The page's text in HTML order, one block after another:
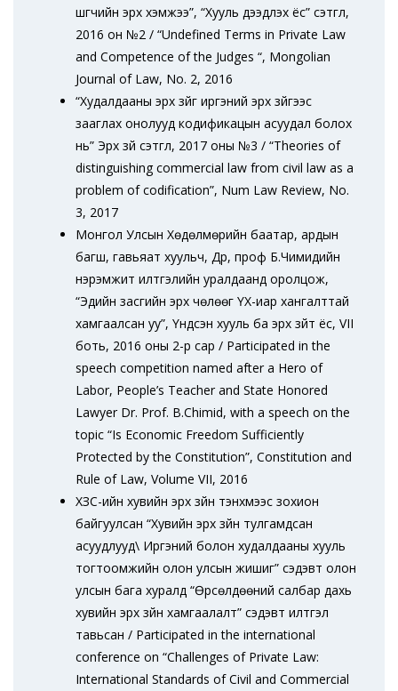
шүүгчийн эрх хэмжээ”, “Хууль дээдлэх ёс” сэтгүүл,
2016 он №2 / “Undefined Terms in Private Law
and Competence of the Judges “, Mongolian
Journal of Law, No. 2, 2016
“Худалдааны эрх зүйг иргэний эрх зүйгээс
зааглах онолууд кодификацын асуудал болох
нь” Эрх зүй сэтгүүл, 2017 оны №3 / “Theories of
distinguishing commercial law from civil law as a
problem of codification”, Num Law Review, No.
3, 2017
Монгол Улсын Хөдөлмөрийн баатар, ардын
багш, гавьяат хуульч, Др, проф Б.Чимидийн
нэрэмжит илтгэлийн уралдаанд оролцож,
“Эдийн засгийн эрх чөлөөг ҮХ-иар хангалттай
хамгаалсан уу”, Үндсэн хууль ба эрх зүйт ёс, VII
боть, 2016 оны 2-р сар / Participated in the
speech competition named after a Hero of
Labor, People’s Teacher and State Honored
Lawyer Dr. Prof. B.Chimid, with a speech on the
topic “Is Economic Freedom Sufficiently
Protected by the Constitution”, Constitution and
Rule of Law, Volume VII, 2016
ХЗС-ийн хувийн эрх зүйн тэнхмээс зохион
байгуулсан “Хувийн эрх зүйн тулгамдсан
асуудлууд\ Иргэний болон худалдааны хууль
тогтоомжийн олон улсын жишиг” сэдэвт олон
улсын бага хуралд “Өрсөлдөөний салбар дахь
хувийн эрх зүйн хамгаалалт” сэдэвт илтгэл
тавьсан / Participated in the international
conference on “Challenges of Private Law:
International Standards of Civil and Commercial